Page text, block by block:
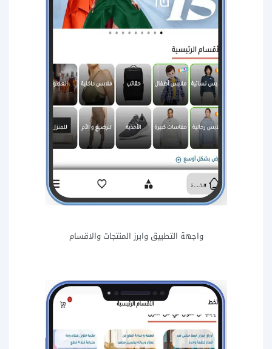
واجهة التطبيق وابرز المنتجات والاقسام